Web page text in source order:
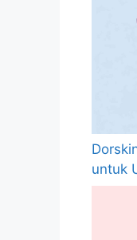
untuk